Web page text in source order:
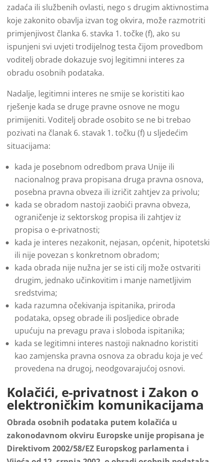
zadaća ili službenih ovlasti, nego s drugim aktivnostima
koje zakonito obavlja izvan tog okvira, može razmotriti
primjenjivost članka 6. stavka 1. točke (f), ako su
ispunjeni svi uvjeti trodijelnog testa čijom provedbom
voditelj obrade dokazuje svoj legitimni interes za
obradu osobnih podataka.
Nadalje, legitimni interes ne smije se koristiti kao
rješenje kada se druge pravne osnove ne mogu
primijeniti. Voditelj obrade osobito se ne bi trebao
pozivati na članak 6. stavak 1. točku (f) u sljedećim
situacijama:
kada je posebnom odredbom prava Unije ili
nacionalnog prava propisana druga pravna osnova,
posebna pravna obveza ili izričit zahtjev za privolu;
kada se obradom nastoji zaobići pravna obveza,
ograničenje iz sektorskog propisa ili zahtjev iz
propisa o e-privatnosti;
kada je interes nezakonit, nejasan, općenit, hipotetski
ili nije povezan s konkretnom obradom;
kada obrada nije nužna jer se isti cilj može ostvariti
drugim, jednako učinkovitim i manje nametljivim
sredstvima;
kada razumna očekivanja ispitanika, priroda
podataka, opseg obrade ili posljedice obrade
upućuju na prevagu prava i sloboda ispitanika;
kada se legitimni interes nastoji naknadno koristiti
kao zamjenska pravna osnova za obradu koja je već
provedena na drugoj, neodgovarajućoj osnovi.
Kolačići, e-privatnost i Zakon o
elektroničkim komunikacijama
Obrada osobnih podataka putem kolačića u
zakonodavnom okviru Europske unije propisana je
Direktivom 2002/58/EZ Europskog parlamenta i